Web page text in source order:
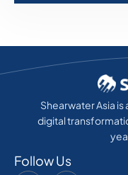
Shearwater Asia
digital
Follow Us